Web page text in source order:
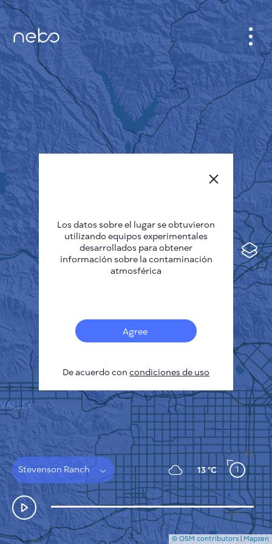
Sensores
Mapa de contaminación
Manchas térmicas
Viento
Stevenson Ranch 13 °C 1
GABINETE
PLANO DE LA CIUDAD
SENSOR NEBO
QUIÉNES SOMOS
Deutsch
Español
Français
CÓMO FUNCIONA
POLÍTICA DE PRIVACIDAD
CONDICIONES GENERALES
GUÍA DE INSTALACIÓN
FAQ
CONTACTE CON NOSOTROS
© OSM contributors | Mapzen
Los datos sobre el lugar se obtuvieron
utilizando equipos experimentales
desarrollados para obtener
información sobre la contaminación
atmosférica
Agree
De acuerdo con condiciones de uso